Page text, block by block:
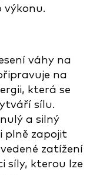
výkonu.
váhy na
na
která se
sílu.
a silný
plně zapojit
zatížení
síly, kterou lze